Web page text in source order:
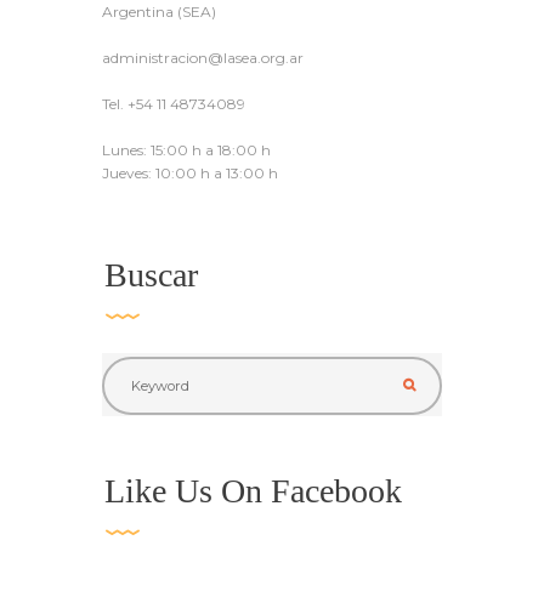
Argentina (SEA)
administracion@lasea.org.ar
Tel. +54 11 48734089
Lunes: 15:00 h a 18:00 h
Jueves: 10:00 h a 13:00 h
Buscar
Like Us On Facebook